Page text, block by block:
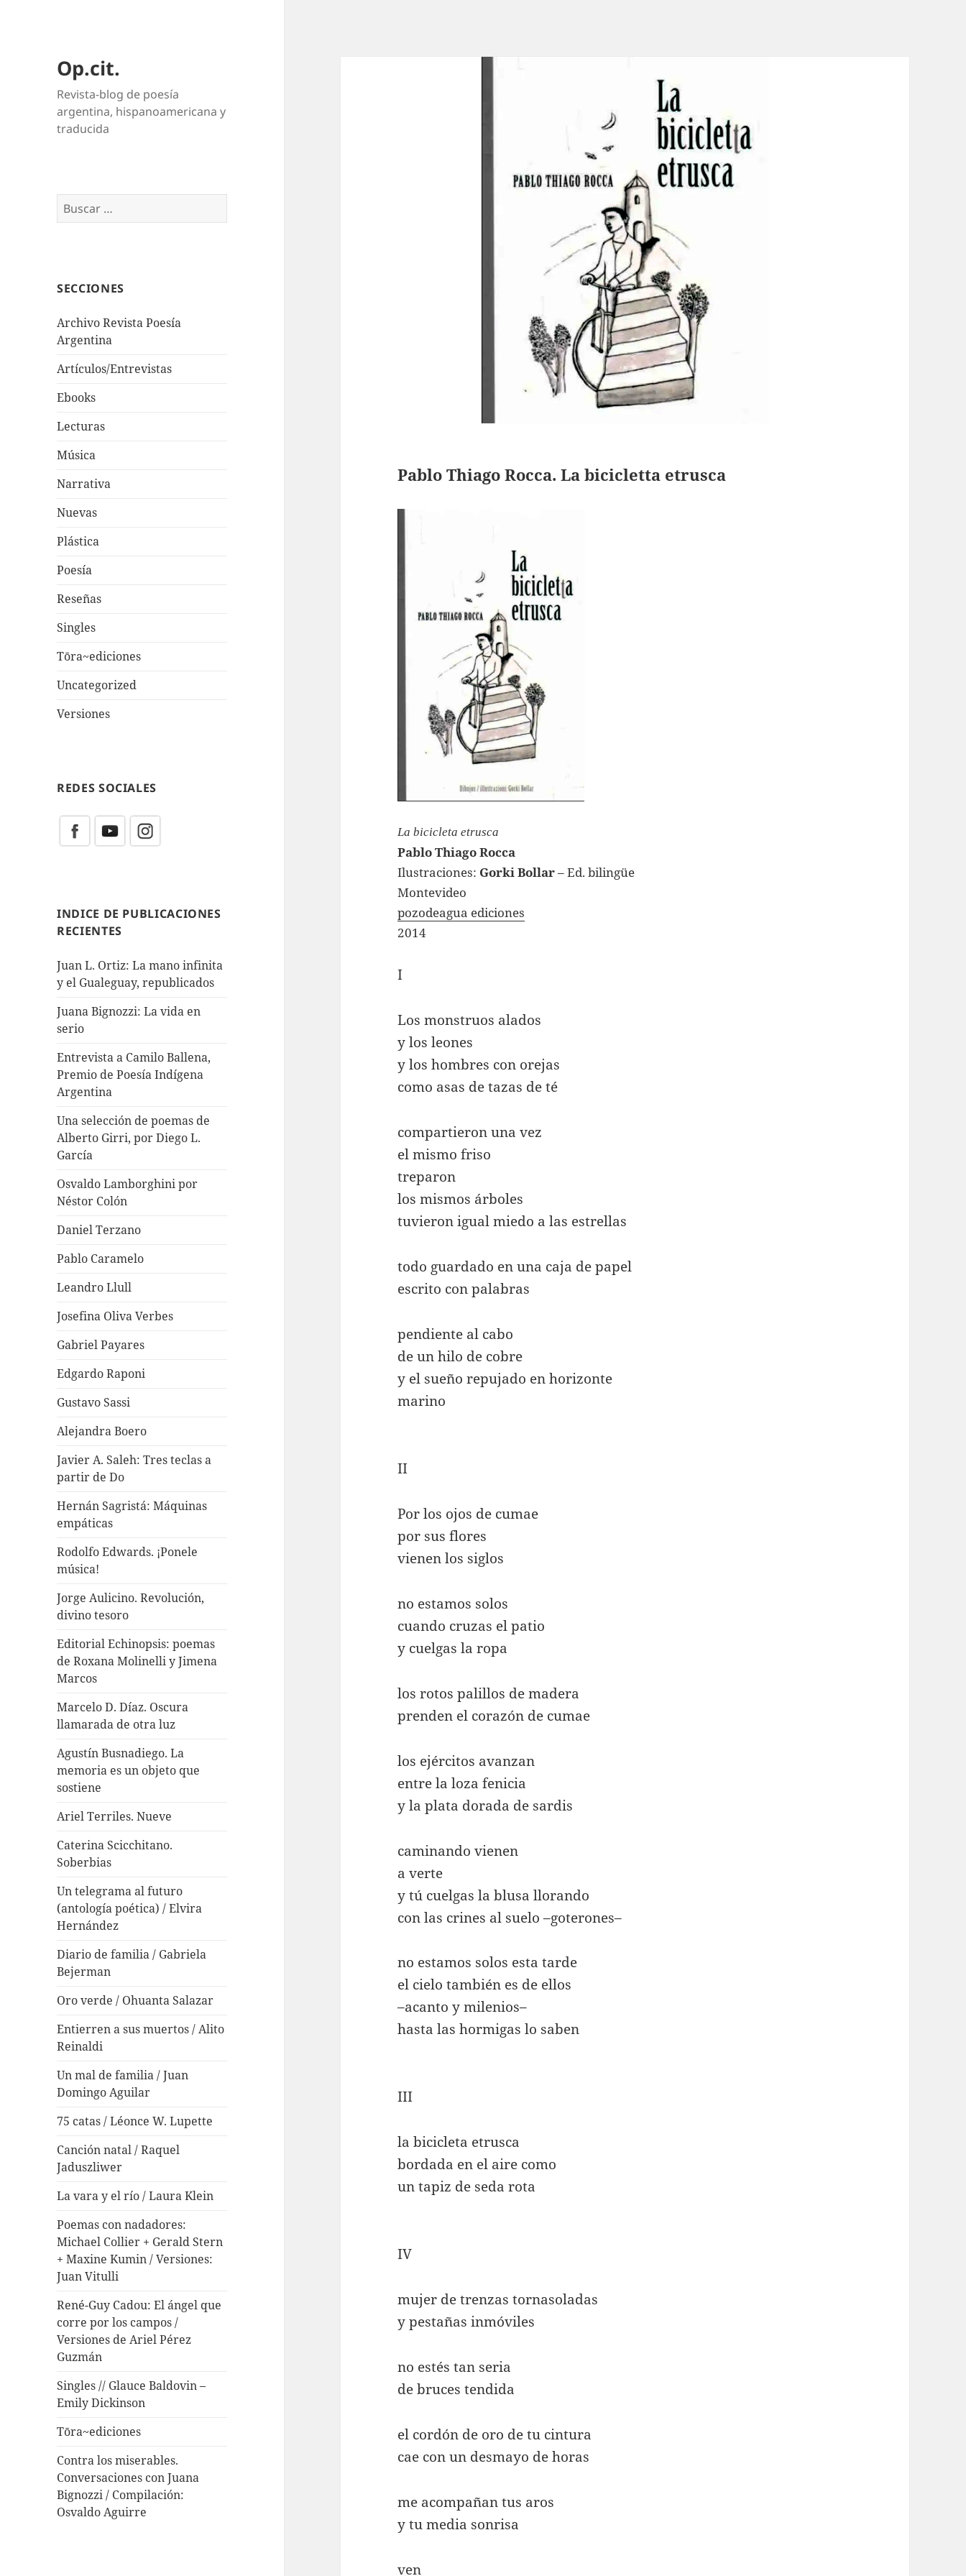
Op.cit.
Revista-blog de poesía
argentina, hispanoamericana y
traducida
Buscar:
SECCIONES
Archivo Revista Poesía
Argentina
Artículos/Entrevistas
Ebooks
Lecturas
Música
Narrativa
Nuevas
Plástica
Poesía
Reseñas
Singles
Tōra~ediciones
Uncategorized
Versiones
REDES SOCIALES
INDICE DE PUBLICACIONES
RECIENTES
Juan L. Ortiz: La mano infinita
y el Gualeguay, republicados
Juana Bignozzi: La vida en
serio
Entrevista a Camilo Ballena,
Premio de Poesía Indígena
Argentina
Una selección de poemas de
Alberto Girri, por Diego L.
García
Osvaldo Lamborghini por
Néstor Colón
Daniel Terzano
Pablo Caramelo
Leandro Llull
Josefina Oliva Verbes
Gabriel Payares
Edgardo Raponi
Gustavo Sassi
Alejandra Boero
Javier A. Saleh: Tres teclas a
partir de Do
Hernán Sagristá: Máquinas
empáticas
Rodolfo Edwards. ¡Ponele
música!
Jorge Aulicino. Revolución,
divino tesoro
Editorial Echinopsis: poemas
de Roxana Molinelli y Jimena
Marcos
Marcelo D. Díaz. Oscura
llamarada de otra luz
Agustín Busnadiego. La
memoria es un objeto que
sostiene
Ariel Terriles. Nueve
Caterina Scicchitano.
Soberbias
Un telegrama al futuro
(antología poética) / Elvira
Hernández
Diario de familia / Gabriela
Bejerman
Oro verde / Ohuanta Salazar
Entierren a sus muertos / Alito
Reinaldi
Un mal de familia / Juan
Domingo Aguilar
75 catas / Léonce W. Lupette
Canción natal / Raquel
Jaduszliwer
La vara y el río / Laura Klein
Poemas con nadadores:
Michael Collier + Gerald Stern
+ Maxine Kumin / Versiones:
Juan Vitulli
René-Guy Cadou: El ángel que
corre por los campos /
Versiones de Ariel Pérez
Guzmán
Singles // Glauce Baldovin –
Emily Dickinson
Tōra~ediciones
Contra los miserables.
Conversaciones con Juana
Bignozzi / Compilación:
Osvaldo Aguirre
Pablo Thiago Rocca. La bicicletta etrusca
La bicicleta etrusca
Pablo Thiago Rocca
Ilustraciones: Gorki Bollar– Ed. bilingüe
Montevideo
pozodeagua ediciones
2014
I
Los monstruos alados
y los leones
y los hombres con orejas
como asas de tazas de té
compartieron una vez
el mismo friso
treparon
los mismos árboles
tuvieron igual miedo a las estrellas
todo guardado en una caja de papel
escrito con palabras
pendiente al cabo
de un hilo de cobre
y el sueño repujado en horizonte
marino
II
Por los ojos de cumae
por sus flores
vienen los siglos
no estamos solos
cuando cruzas el patio
y cuelgas la ropa
los rotos palillos de madera
prenden el corazón de cumae
los ejércitos avanzan
entre la loza fenicia
y la plata dorada de sardis
caminando vienen
a verte
y tú cuelgas la blusa llorando
con las crines al suelo –goterones–
no estamos solos esta tarde
el cielo también es de ellos
–acanto y milenios–
hasta las hormigas lo saben
III
la bicicleta etrusca
bordada en el aire como
un tapiz de seda rota
IV
mujer de trenzas tornasoladas
y pestañas inmóviles
no estés tan seria
de bruces tendida
el cordón de oro de tu cintura
cae con un desmayo de horas
me acompañan tus aros
y tu media sonrisa
ven